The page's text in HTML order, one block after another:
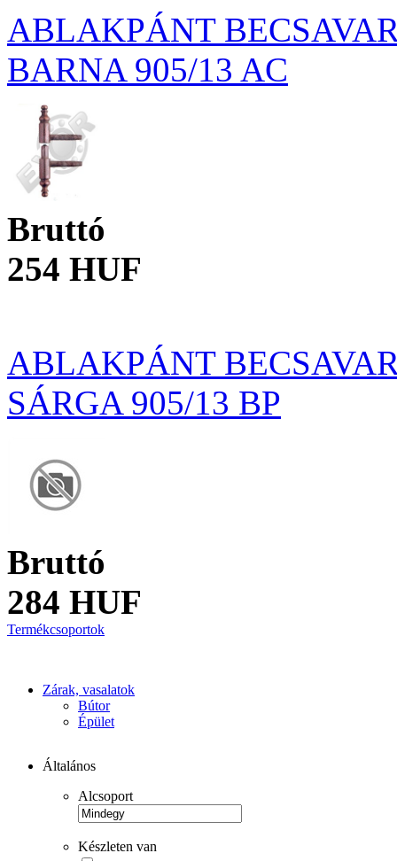
ABLAKPÁNT
BARNA 905/13 AC
Bruttó
254 HUF
ABLAKPÁNT
SÁRGA 905/13 BP
Bruttó
284 HUF
Termékcsoportok
Zárak, vasalatok
Bútor
Épület
Általános
Alcsoport
Készleten van